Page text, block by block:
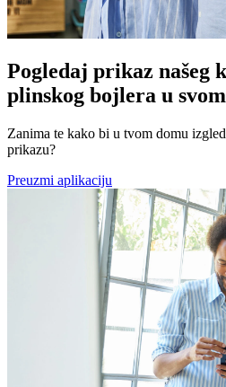
Pogledaj prikaz našeg
plinskog bojlera u
Zanima te kako bi u tvom domu
prikazu?
Preuzmi aplikaciju